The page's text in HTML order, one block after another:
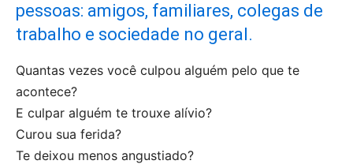
pessoas: amigos, familiares, colegas de
trabalho e sociedade no geral.
Quantas vezes você culpou alguém pelo que te
acontece?
E culpar alguém te trouxe alívio?
Curou sua ferida?
Te deixou menos angustiado?